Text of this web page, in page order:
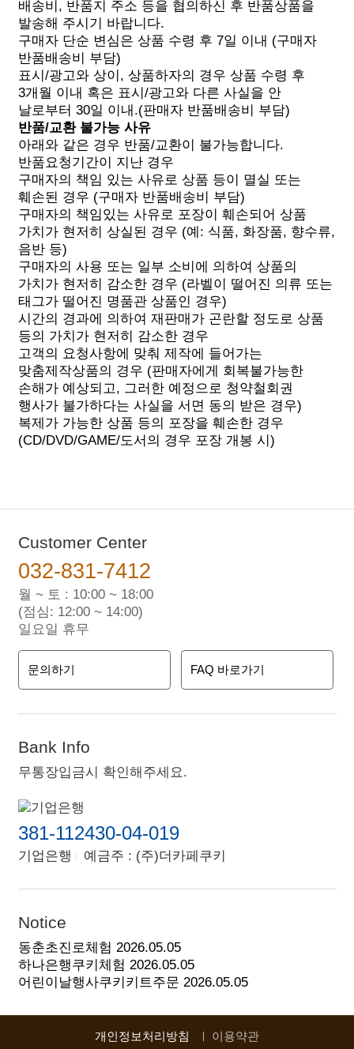
배송비, 반품지 주소 등을 협의하신 후 반품상품을
발송해 주시기 바랍니다.
구매자 단순 변심은 상품 수령 후 7일 이내 (구매자
반품배송비 부담)
표시/광고와 상이, 상품하자의 경우 상품 수령 후
3개월 이내 혹은 표시/광고와 다른 사실을 안
날로부터 30일 이내. (판매자 반품배송비 부담)
반품/교환 불가능 사유
아래와 같은 경우 반품/교환이 불가능합니다.
반품요청기간이 지난 경우
구매자의 책임 있는 사유로 상품 등이 멸실 또는
훼손된 경우 (구매자 반품배송비 부담)
구매자의 책임있는 사유로 포장이 훼손되어 상품
가치가 현저히 상실된 경우 (예: 식품, 화장품, 향수류,
음반 등)
구매자의 사용 또는 일부 소비에 의하여 상품의
가치가 현저히 감소한 경우 (라벨이 떨어진 의류 또는
태그가 떨어진 명품관 상품인 경우)
시간의 경과에 의하여 재판매가 곤란할 정도로 상품
등의 가치가 현저히 감소한 경우
고객의 요청사항에 맞춰 제작에 들어가는
맞춤제작상품의 경우 (판매자에게 회복불가능한
손해가 예상되고, 그러한 예정으로 청약철회권
행사가 불가하다는 사실을 서면 동의 받은 경우)
복제가 가능한 상품 등의 포장을 훼손한 경우
(CD/DVD/GAME/도서의 경우 포장 개봉 시)
Customer Center
032-831-7412
월 ~ 토 : 10:00 ~ 18:00
(점심: 12:00 ~ 14:00)
일요일 휴무
문의하기 FAQ 바로가기
Bank Info
무통장입금시 확인해주세요.
381-112430-04-019
기업은행 예금주 : (주)더카페쿠키
Notice
동춘초진로체험 2026.05.05
하나은행쿠키체험 2026.05.05
어린이날행사쿠키키트주문 2026.05.05
개인정보처리방침 이용약관